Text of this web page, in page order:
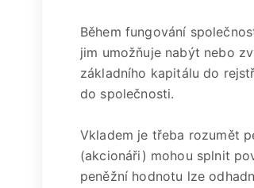
Během fungování
jim umožňuje nabýt nebo
základního kapitálu do
do společnosti.
Vkladem je třeba rozumět
(akcionáři) mohou splnit
peněžní hodnotu lze